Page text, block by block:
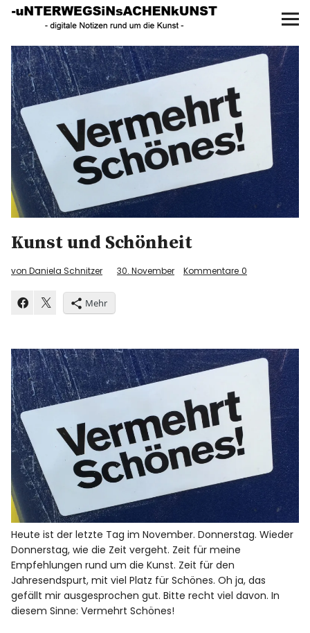
UNTERWEGS IN SACHEN
KUNST
Start
AKTUELLE AUSSTELLUNGEN
KUNSTSPAZIERGÄNGE
ÜBER
UNSER BUCH
f I P
Kunst und Schönheit
von Daniela Schnitzer 30. November Kommentare 0
Mehr
Heute ist der letzte Tag im November. Donnerstag. Wieder
Donnerstag, wie die Zeit vergeht. Zeit für meine
Empfehlungen rund um die Kunst. Zeit für den
Jahresendspurt, mit viel Platz für Schönes. Oh ja, das
gefällt mir ausgesprochen gut. Bitte recht viel davon. In
diesem Sinne: Vermehrt Schönes!